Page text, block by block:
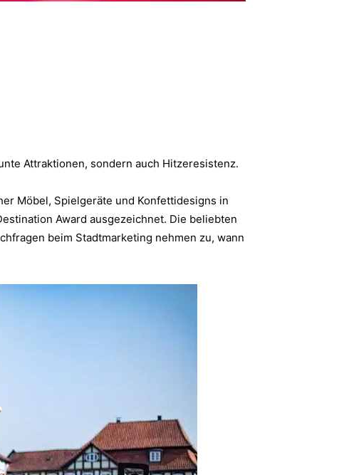
Attraktionen, sondern auch Hitzeresistenz.
Möbel, Spielgeräte und Konfettidesigns in
Award ausgezeichnet. Die beliebten
beim Stadtmarketing nehmen zu, wann